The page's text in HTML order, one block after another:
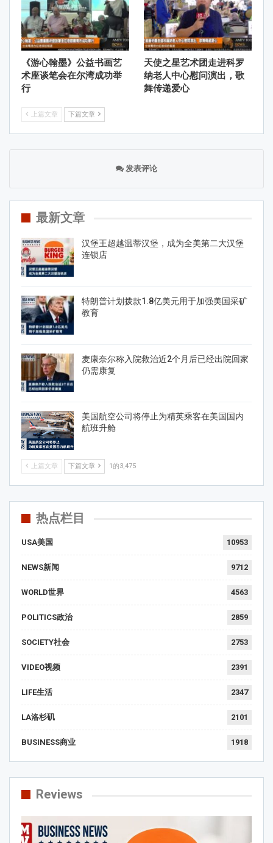
《游心翰墨》公益书画艺
术座谈笔会在尔湾成功举
行
天使之星艺术团走进科罗
纳老人中心慰问演出，歌
舞传递爱心
上篇文章 下篇文章
发表评论
最新文章
汉堡王超越温蒂汉堡，成为全美第二大汉堡
连锁店
特朗普计划拨款1.8亿美元用于加强美国采矿
教育
麦康奈尔称入院救治近2个月后已经出院回家
仍需康复
美国航空公司将停止为精英乘客在美国国内
航班升舱
上篇文章 下篇文章 1的3,475
热点栏目
USA美国 10953
NEWS新闻 9712
WORLD世界 4563
POLITICS政治 2859
SOCIETY社会 2753
VIDEO视频 2391
LIFE生活 2347
LA洛杉矶 2101
BUSINESS商业 1918
Reviews